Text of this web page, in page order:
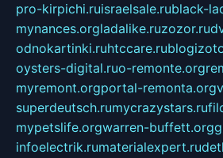
pro-kirpichi.ruisraelsale.rublack-
mynances.orgladalike.ruzozor.ru
odnokartinki.ruhtccare.ru
oysters-digital.ruo-remonte.org
myremont.orgportal-remonta.org
superdeutsch.rumycrazystars.ru
mypetslife.orgwarren-buffett.org
infoelectrik.rumaterialexpert.ru